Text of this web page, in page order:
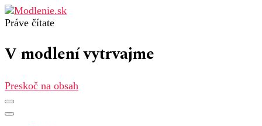
Práve čítate
V modlení vytrvajme
Preskoč na obsah